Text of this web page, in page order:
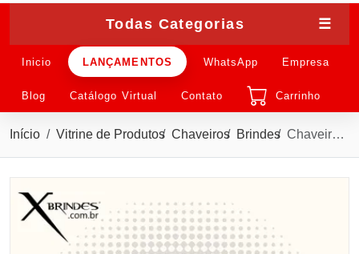
Todas Categorias ☰
Inicio LANÇAMENTOS WhatsApp Empresa
Blog Catálogo Virtual Contato Carrinho
Início Vitrine de Produtos Chaveiros Brindes Chaveiro Bola Vinil Oca com Pintura Basquete Personalizado XMBB-1013